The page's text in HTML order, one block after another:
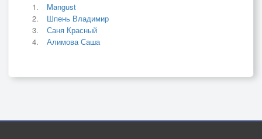
Mangust
Шпень Владимир
Саня Красный
Алимова Саша